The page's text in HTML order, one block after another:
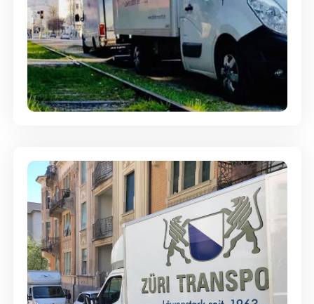
Ein- und Auspackservice